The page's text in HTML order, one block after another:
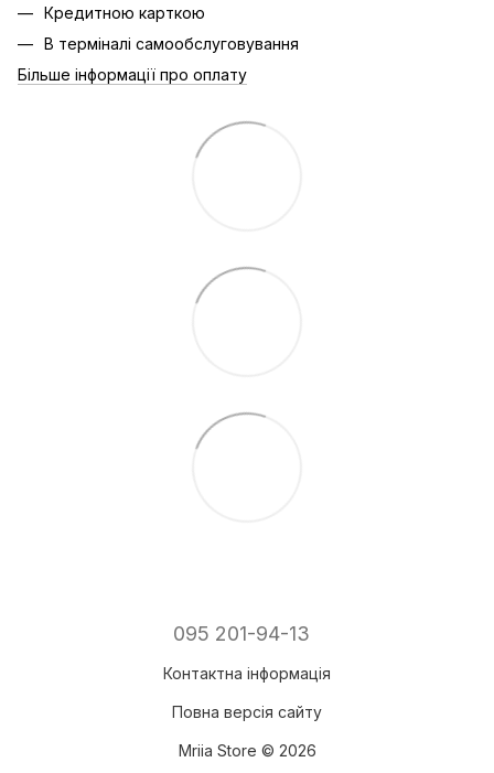
Кредитною карткою
В терміналі самообслуговування
Більше інформації про оплату
095 201-94-13
Контактна інформація
Повна версія сайту
Mriia Store © 2026